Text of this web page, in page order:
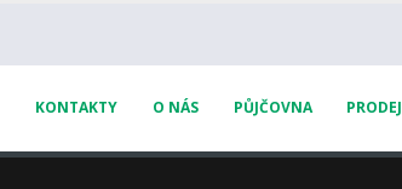
KONTAKTY O NÁS PŮJČOVNA PRODEJ